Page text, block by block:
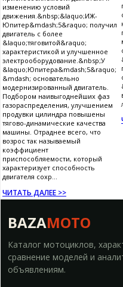
изменению условий
движения.&nbsp;&laquo;ИЖ-
Юпитер&mdash;5&raquo; получил
двигатель с более
&laquo;тяговитой&raquo;
характеристикой и улучшенное
электрооборудование.&nbsp;У
&laquo;Юпитера&mdash;5&raquo;
&mdash; основательно
модернизированный двигатель.
Подбором наивыгоднейших фаз
газораспределения, улучшением
продувки цилиндра повышены
тягово-динамические качества
машины. Отраднее всего, что
возрос так называемый
коэффициент
приспособляемости, который
характеризует способность
двигателя сохр...
ЧИТАТЬ ДАЛЕЕ >>
BAZAMOTO
Каталог мотоциклов,
сравнение моделей и
объявлениям.